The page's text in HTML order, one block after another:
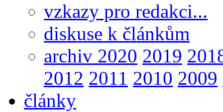
vzkazy pro redakci...
diskuse k článkům
archiv 2020 2019
2012 2011 2010 2009
články